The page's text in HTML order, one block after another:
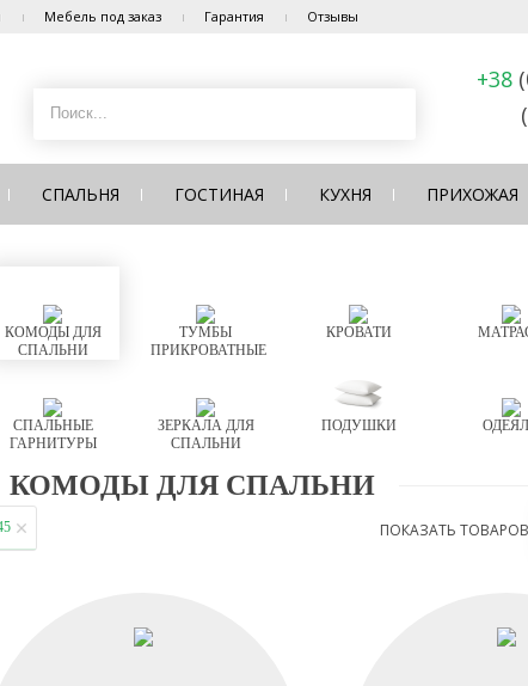
Мебель под заказ Гарантия Отзывы
+38
СПАЛЬНЯ ГОСТИНАЯ КУХНЯ ПРИХОЖАЯ
КОМОДЫ ДЛЯ
СПАЛЬНИ
ТУМБЫ
ПРИКРОВАТНЫЕ
КРОВАТИ
СПАЛЬНЫЕ
ГАРНИТУРЫ
ЗЕРКАЛА ДЛЯ
СПАЛЬНИ
ПОДУШКИ
КОМОДЫ ДЛЯ СПАЛЬНИ
ПОКАЗАТЬ